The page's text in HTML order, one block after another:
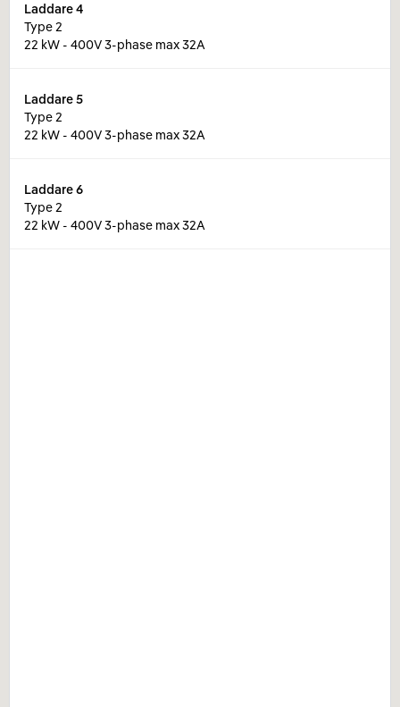
Laddare4
Type 2
22 kW - 400V 3-phase max 32A
Laddare5
Type 2
22 kW - 400V 3-phase max 32A
Laddare6
Type 2
22 kW - 400V 3-phase max 32A